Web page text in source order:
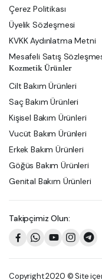
Çerez Politikası
Üyelik Sözleşmesi
KVKK Aydınlatma Metni
Mesafeli Satış
Kozmetik Ürünler
Cilt Bakım Ürünleri
Saç Bakım Ürünleri
Kişisel Bakım Ürünleri
Vucüt Bakım Ürünleri
Erkek Bakım Ürünleri
Göğüs Bakım Ürünleri
Genital Bakım Ürünleri
Takipçimiz Olun:
Copyright 2020 © Site